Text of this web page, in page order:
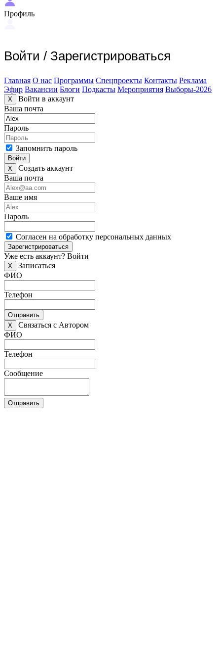
Профиль
Войти / Зарегистрироваться
Главная О нас Программы Спецпроекты Контакты Реклама
Эфир Вакансии Блоги Подкасты Мероприятия Выборы-2026
X
Войти в аккаунт
Ваша почта
Пароль
Запомнить пароль
Войти
X
Создать аккаунт
Ваша почта
Ваше имя
Пароль
Согласен на обработку персональных данных
Зарегистрироваться
Уже есть аккаунт? Войти
X
Записаться
ФИО
Телефон
Отправить
X
Связаться с Автором
ФИО
Телефон
Сообщение
Отправить